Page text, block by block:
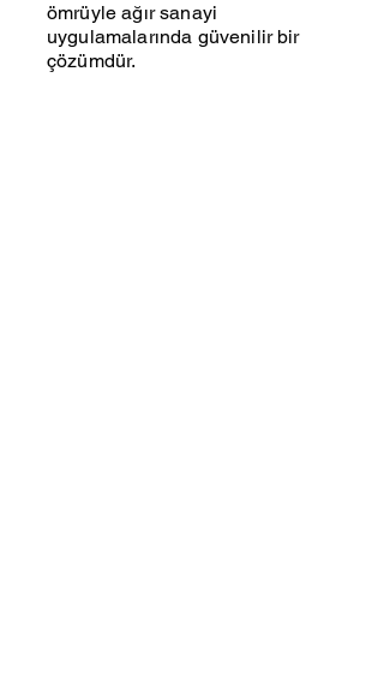
ömrüyle ağır sanayi
uygulamalarında güvenilir bir
çözümdür.